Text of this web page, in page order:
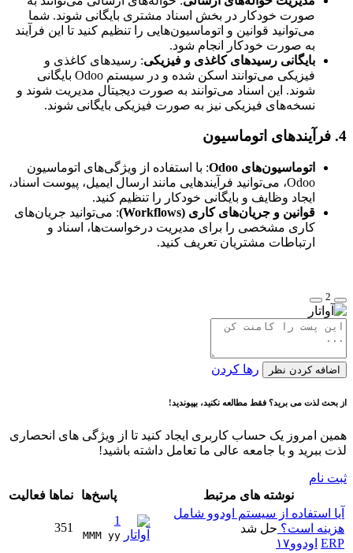
صورت خودکار در بخش اسناد مشتری بایگانی شوند. شما
می‌توانید قوانین و اتوماسیون‌هایی را تنظیم کنید تا این فرآیند
به صورت خودکار انجام شود.
بایگانی رسیدهای کاغذی و فیزیکی: رسیدهای کاغذی و
فیزیکی می‌توانند اسکن شده و در سیستم Odoo بایگانی
شوند. این اسناد می‌توانند به صورت دیجیتال مدیریت شوند و
نسخه‌های فیزیکی نیز به صورت فیزیکی بایگانی شوند.
4. فرآیندهای اتوماسیون
اتوماسیون‌های Odoo
: با استفاده از ویژگی‌های اتوماسیون
Odoo، می‌توانید فرآیندهایی مانند ارسال ایمیل، پیوست اسناد،
ایجاد وظایف و بایگانی خودکار را تنظیم کنید.
قوانین و جریان‌های کاری (Workflows)
: می‌توانید جریان‌های
کاری مشخصی را برای مدیریت درخواست‌ها، اسناد و
ارتباطات مشتریان تعریف کنید.
2
اضافه کردن نظر رها کردن
از بحث لذت می برید؟ فقط مطالعه نکنید، بپیوندید!
همین امروز یک حساب کاربری ایجاد کنید تا از ویژگی های انحصاری
لذت ببرید و با جامعه عالی ما تعامل داشته باشید!
ثبت نام
نوشته های مرتبط
پاسخ‌ها نماها فعالیت
آیا استفاده از سیستم اودوو شامل
هزینه است؟ حل شد
ERP اودوو۱۷
1
MMM yy
351